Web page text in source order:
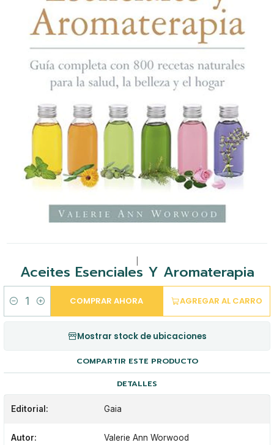
Aceites Esenciales Y Aromaterapia
Cantidad
AGREGAR AL CARRO
COMPRAR AHORA
Mostrar stock de ubicaciones
COMPARTIR ESTE PRODUCTO
DETALLES
Editorial: Gaia
Autor: Valerie Ann Worwood